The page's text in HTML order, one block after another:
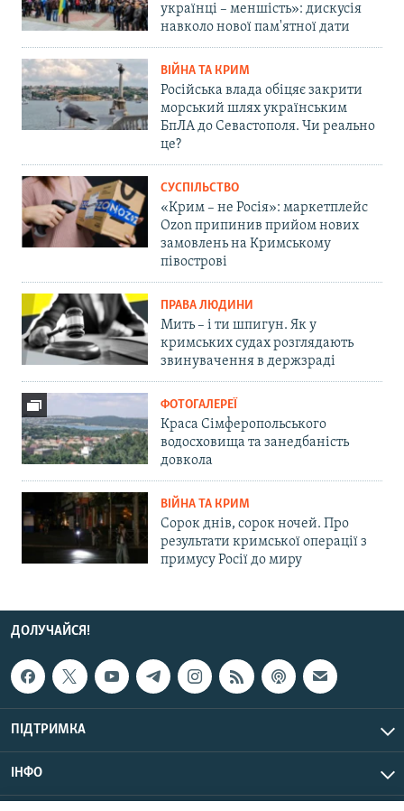
українці – меншість»: дискусія
навколо нової пам'ятної дати
ВІЙНА ТА КРИМ
Російська влада обіцяє закрити
морський шлях українським
БпЛА до Севастополя. Чи реально
це?
СУСПІЛЬСТВО
«Крим – не Росія»: маркетплейс
Ozon припинив прийом нових
замовлень на Кримському
півострові
ПРАВА ЛЮДИНИ
Мить – і ти шпигун. Як у
кримських судах розглядають
звинувачення в держзраді
ФОТОГАЛЕРЕЇ
Краса Сімферопольського
водосховища та занедбаність
довкола
ВІЙНА ТА КРИМ
Сорок днів, сорок ночей. Про
результати кримської операції з
примусу Росії до миру
ДОЛУЧАЙСЯ!
ПІДТРИМКА
ІНФО